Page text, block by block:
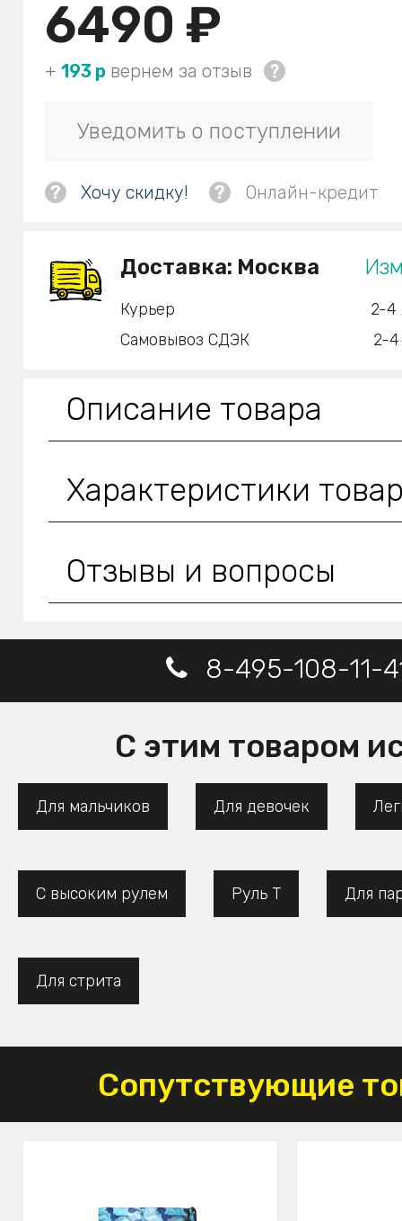
6490 ₽
+ 193 р вернем за отзыв
Уведомить о поступлении
? Хочу скидку! ? Онлайн-кредит
Доставка: Москва
Курьер
2-4
Самовывоз СДЭК
2-4
Описание товара
Характеристики
Отзывы и вопросы
8-495-108-11-
С этим товаром
Для мальчиков Для девочек
С высоким рулем Руль Т Для
Для стрита
Сопутствующие